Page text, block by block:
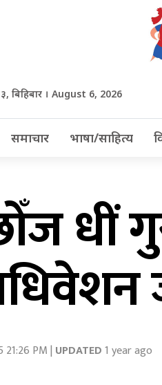
बिहिबार । August 6, 2026
समाचार भाषा/साहित्य
धीं
21:26 PM | UPDATED1 year ago